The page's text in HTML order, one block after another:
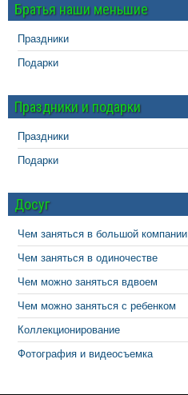
Братья наши меньшие
Праздники
Подарки
Праздники и подарки
Праздники
Подарки
Досуг
Чем заняться в большой компании
Чем заняться в одиночестве
Чем можно заняться вдвоем
Чем можно заняться с ребенком
Коллекционирование
Фотография и видеосъемка